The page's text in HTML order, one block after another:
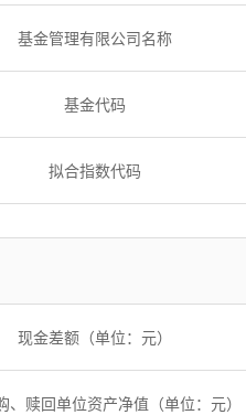
基金管理有限公司名称
基金代码
拟合指数代码
现金差额（单位：元）
、赎回单位资产净值（单位：元）